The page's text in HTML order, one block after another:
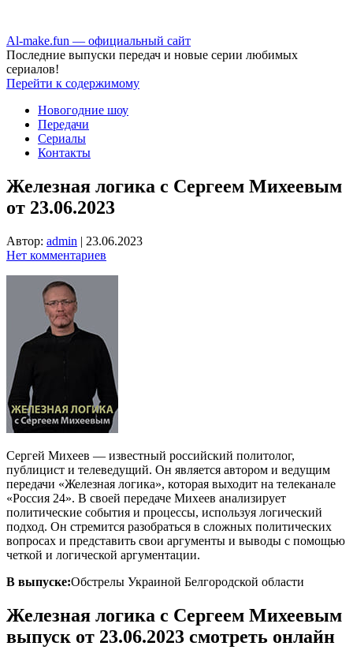
Аl-make.fun — официальный сайт
Последние выпуски передач и новые серии любимых
сериалов!
Перейти к содержимому
Новогодние шоу
Передачи
Сериалы
Контакты
Железная логика с Сергеем Михеевым
от 23.06.2023
Автор: admin | 23.06.2023
Нет комментариев
Сергей Михеев — известный российский политолог,
публицист и телеведущий. Он является автором и ведущим
передачи «Железная логика», которая выходит на телеканале
«Россия 24». В своей передаче Михеев анализирует
политические события и процессы, используя логический
подход. Он стремится разобраться в сложных политических
вопросах и представить свои аргументы и выводы с помощью
четкой и логической аргументации.
В выпуске:Обстрелы Украиной Белгородской области
Железная логика с Сергеем Михеевым
выпуск от 23.06.2023 смотреть онлайн